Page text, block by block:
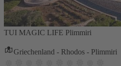
TUI MAGIC LIFE Plimmiri
Griechenland - Rhodos - Plimmiri